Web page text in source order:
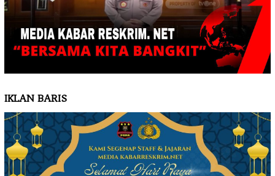
IKLAN BARIS